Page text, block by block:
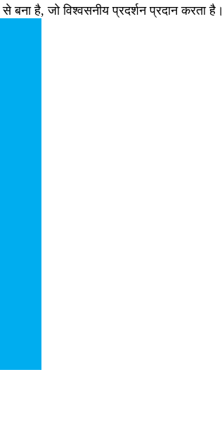
बना है, जो विश्वसनीय प्रदर्शन प्रदान करता है।